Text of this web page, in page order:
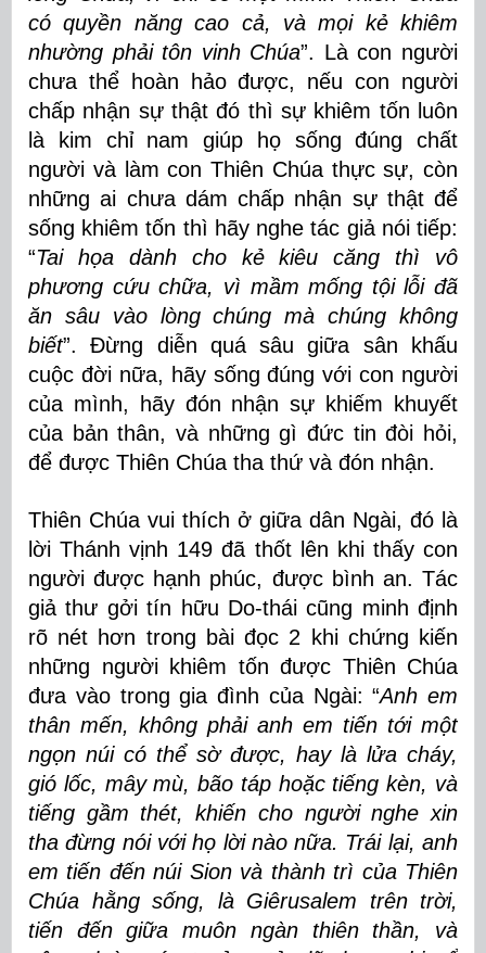
có quyền năng cao cả, và mọi kẻ khiêm
nhường phải tôn vinh Chúa”. Là con người
chưa thể hoàn hảo được, nếu con người
chấp nhận sự thật đó thì sự khiêm tốn luôn
là kim chỉ nam giúp họ sống đúng chất
người và làm con Thiên Chúa thực sự, còn
những ai chưa dám chấp nhận sự thật để
sống khiêm tốn thì hãy nghe tác giả nói tiếp:
“Tai họa dành cho kẻ kiêu căng thì vô
phương cứu chữa, vì mầm mống tội lỗi đã
ăn sâu vào lòng chúng mà chúng không
biết”. Đừng diễn quá sâu giữa sân khấu
cuộc đời nữa, hãy sống đúng với con người
của mình, hãy đón nhận sự khiếm khuyết
của bản thân, và những gì đức tin đòi hỏi,
để được Thiên Chúa tha thứ và đón nhận.
Thiên Chúa vui thích ở giữa dân Ngài, đó là
lời Thánh vịnh 149 đã thốt lên khi thấy con
người được hạnh phúc, được bình an. Tác
giả thư gởi tín hữu Do-thái cũng minh định
rõ nét hơn trong bài đọc 2 khi chứng kiến
những người khiêm tốn được Thiên Chúa
đưa vào trong gia đình của Ngài: “Anh em
thân mến, không phải anh em tiến tới một
ngọn núi có thể sờ được, hay là lửa cháy,
gió lốc, mây mù, bão táp hoặc tiếng kèn, và
tiếng gầm thét, khiến cho người nghe xin
tha đừng nói với họ lời nào nữa. Trái lại, anh
em tiến đến núi Sion và thành trì của Thiên
Chúa hằng sống, là Giêrusalem trên trời,
tiến đến giữa muôn ngàn thiên thần, và